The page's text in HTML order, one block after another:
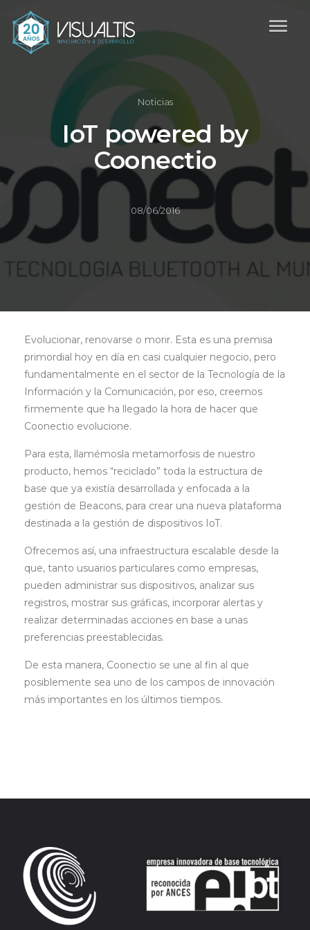
Noticias
IoT powered by
Coonectio
08/06/2016
Evolucionar, renovarse o morir. Esta es una premisa
primordial hoy en día en casi cualquier negocio, pero
fundamentalmente en el sector de la Tecnología de la
Información y la Comunicación, por eso, creemos
firmemente que ha llegado la hora de hacer que
Coonectio evolucione.
Para esta, llamémosla metamorfosis de nuestro
producto, hemos “reciclado” toda la estructura de
base que ya existía desarrollada y enfocada a la
gestión de Beacons, para crear una nueva plataforma
destinada a la gestión de dispositivos IoT.
Ofrecemos así, una infraestructura escalable desde la
que, tanto usuarios particulares como empresas,
pueden administrar sus dispositivos, analizar sus
registros, mostrar sus gráficas, incorporar alertas y
realizar determinadas acciones en base a unas
preferencias preestablecidas.
De esta manera, Coonectio se une al fin al que
posiblemente sea uno de los campos de innovación
más importantes en los últimos tiempos.